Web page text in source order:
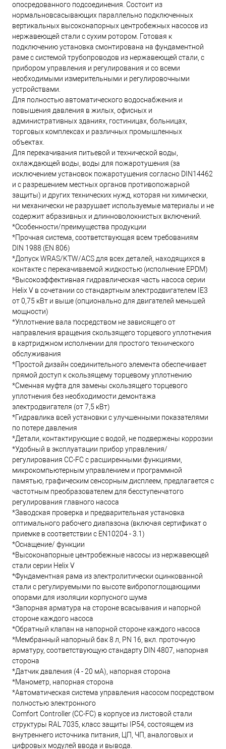
опосредованного подсоединения. Состоит из
нормальновсасывающих параллельно подключенных
вертикальных высоконапорных центробежных насосов из
нержавеющей стали с сухим ротором. Готовая к
подключению установка смонтирована на фундаментной
раме с системой трубопроводов из нержавеющей стали, с
прибором управления и регулирования и со всеми
необходимыми измерительными и регулировочными
устройствами.
Для полностью автоматического водоснабжения и
повышения давления в жилых, офисных и
административных зданиях, гостиницах, больницах,
торговых комплексах и различных промышленных
объектах.
Для перекачивания питьевой и технической воды,
охлаждающей воды, воды для пожаротушения (за
исключением установок пожаротушения согласно DIN14462
и с разрешением местных органов противопожарной
защиты) и других технических нужд, которая ни химически,
ни механически не разрушает используемые материалы и не
содержит абразивных и длинноволокнистых включений.
*Особенности/преимущества продукции
*Прочная система, соответствующая всем требованиям
DIN 1988 (EN 806)
*Допуск WRAS/KTW/ACS для всех деталей, находящихся в
контакте с перекачиваемой жидкостью (исполнение EPDM)
*Высокоэффективная гидравлическая часть насоса серии
Helix V в сочетании со стандартным электродвигателем IE3
от 0,75 кВт и выше (опционально для двигателей меньшей
мощности)
*Уплотнение вала посредством не зависящего от
направления вращения скользящего торцевого уплотнения
в картриджном исполнении для простого технического
обслуживания
*Простой дизайн соединительного элемента обеспечивает
прямой доступ к скользящему торцевому уплотнению
*Сменная муфта для замены скользящего торцевого
уплотнения без необходимости демонтажа
электродвигателя (от 7,5 кВт)
*Гидравлика всей установки с улучшенными показателями
по потере давления
*Детали, контактирующие с водой, не подвержены коррозии
*Удобный в эксплуатации прибор управления/
регулирования CC-FC с расширенными функциями,
микрокомпьютерным управлением и программной
памятью, графическим сенсорным дисплеем, предлагается с
частотным преобразователем для бесступенчатого
регулирования главного насоса
*Заводская проверка и предварительная установка
оптимального рабочего диапазона (включая сертификат о
приемке в соответствии с EN10204 - 3.1)
*Оснащение/ функции
*Высоконапорные центробежные насосы из нержавеющей
стали серии Helix V
*Фундаментная рама из электролитически оцинкованной
стали с регулируемыми по высоте вибропоглощающими
опорами для изоляции корпусного шума
*Запорная арматура на стороне всасывания и напорной
стороне каждого насоса
*Обратный клапан на напорной стороне каждого насоса
*Мембранный напорный бак 8 л, PN 16, вкл. проточную
арматуру, соответствующую стандарту DIN 4807, напорная
сторона
*Датчик давления (4 - 20 мА), напорная сторона
*Манометр, напорная сторона
*Автоматическая система управления насосом посредством
полностью электронного
Comfort Controller (CC-FC) в корпусе из листовой стали
структуры RAL 7035, класс защиты IP54, состоящем из
внутреннего источника питания, ЦП, ЧП, аналоговых и
цифровых модулей ввода и вывода.